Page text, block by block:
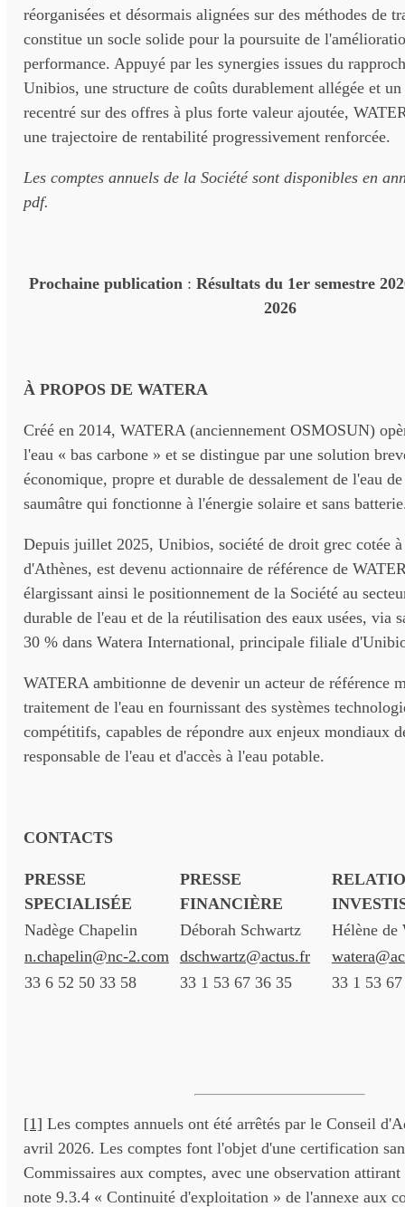
réorganisées et désormais alignées sur des méthodes de
constitue un socle solide pour la poursuite de
performance. Appuyé par les synergies issues du
Unibios, une structure de coûts durablement allégée et
recentré sur des offres à plus forte valeur ajoutée,
une trajectoire de rentabilité progressivement renforcée.
Les comptes annuels de la Société sont disponibles en
pdf.
Prochaine publication : Résultats du 1er semestre
2026
À PROPOS DE WATERA
Créé en 2014, WATERA (anciennement OSMOSUN)
l'eau « bas carbone » et se distingue par une solution
économique, propre et durable de dessalement de l'eau
saumâtre qui fonctionne à l'énergie solaire et sans
Depuis juillet 2025, Unibios, société de droit grec cotée
d'Athènes, est devenu actionnaire de référence de
élargissant ainsi le positionnement de la Société au
durable de l'eau et de la réutilisation des eaux usées, via
30 % dans Watera International, principale filiale
WATERA ambitionne de devenir un acteur de référence
traitement de l'eau en fournissant des systèmes
compétitifs, capables de répondre aux enjeux mondiaux
responsable de l'eau et d'accès à l'eau potable.
CONTACTS
PRESSE
SPECIALISÉE
PRESSE
FINANCIÈRE
Nadège Chapelin
Déborah Schwartz
Hélène de
n.chapelin@nc-2.com dschwartz@actus.fr
33 6 52 50 33 58
33 1 53 67 36 35 33 1 53
[1] Les comptes annuels ont été arrêtés par le Conseil
avril 2026. Les comptes font l'objet d'une certification
Commissaires aux comptes, avec une observation
note 9.3.4 « Continuité d'exploitation » de l'annexe aux